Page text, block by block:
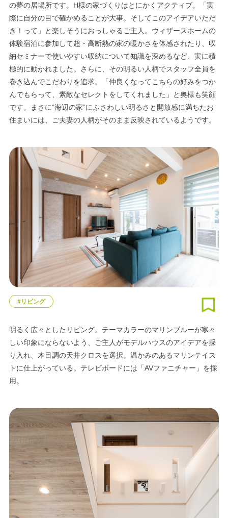
の夢の居場所です。H様の家づくりはとにかくアクティブ。「実
際に自分の目で確かめることが大事。そしてこのアイデアいただ
き！って」と楽しそうにおっしゃるご主人。ウィザースホームの
体験宿泊に参加して超・高断熱の家の暖かさを体感されたり、収
納セミナーで使いやすい収納について知識を深めるなど、実に積
極的に動かれました。さらに、その明るい人柄でスタッフ全員を
巻き込んでこだわりを追求。「仲良くなってこちらの好みをつか
んでもらって、素敵なセレクトをしてくれました」と奥様も笑顔
です。まさに“海辺の家”にふさわしい明るさと開放感に満ちたお
住まいには、ご夫妻の人柄がそのまま反映されているようです。
#リビング
明るく広々としたリビング。テーマカラーのマリンブルーが寒々
しい印象にならないよう、ご主人がモデルハウスのアイデアを採
り入れ、木目調の天井クロスを選択。温かみのあるマリンテイス
トに仕上がっている。テレビボードには「AVファニチャー」を採
用。